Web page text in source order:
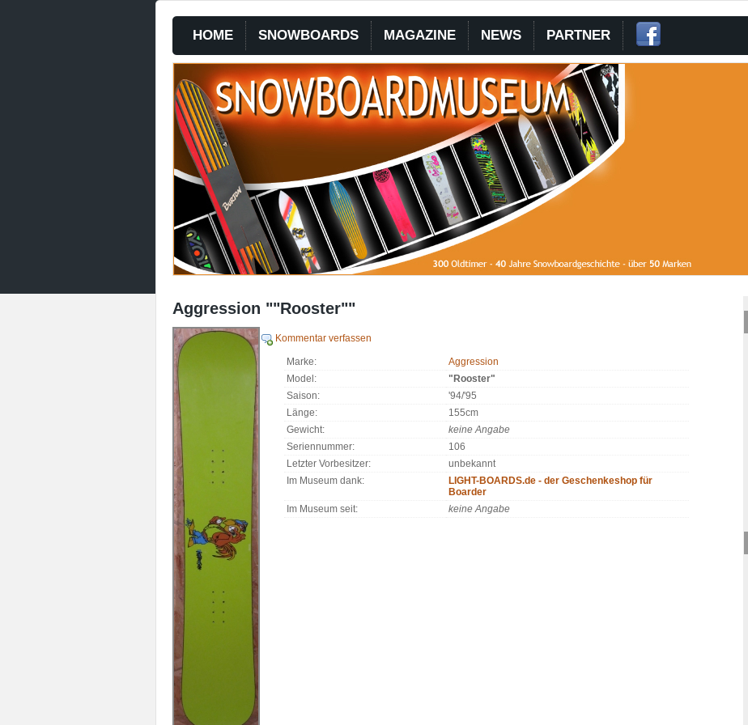
HOME SNOWBOARDS MAGAZINE NEWS PARTNER
Aggression ""Rooster""
Kommentar verfassen
Marke:
Aggression
Model:
"Rooster"
Saison:
'94/'95
Länge:
155cm
Gewicht:
keine Angabe
Seriennummer:
106
Letzter Vorbesitzer:
unbekannt
Im Museum dank:
LIGHT-BOARDS.de - der Geschenkeshop für
Boarder
Im Museum seit:
keine Angabe